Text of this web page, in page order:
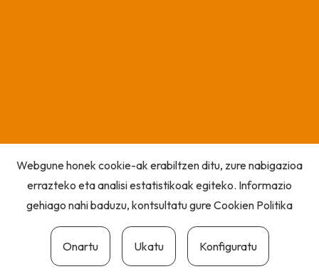
Webgune honek cookie-ak erabiltzen ditu, zure nabigazioa
errazteko eta analisi estatistikoak egiteko. Informazio
gehiago nahi baduzu, kontsultatu gureCookien Politika
Onartu Ukatu Konfiguratu